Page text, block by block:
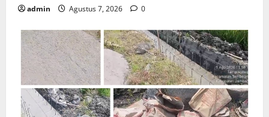
admin Agustus 7, 2026 0